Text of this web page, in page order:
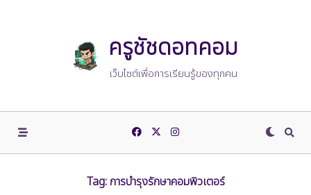
ครูชัชดอทคอม
เว็บไซต์เพื่อการเรียนรู้ของทุกคน
Tag: การบำรุงรักษาคอมพิวเตอร์